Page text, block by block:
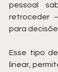
pessoal
retroceder
para
Esse tipo
linear,